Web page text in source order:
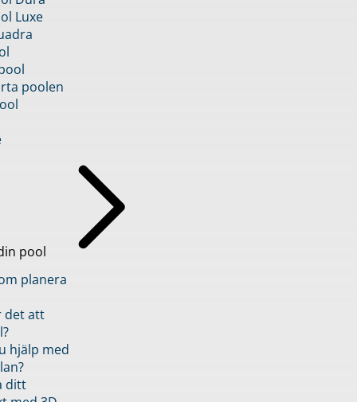
Luxe
poolen
pool
planera
det att
hjälp med
ditt